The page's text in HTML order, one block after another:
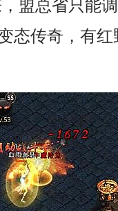
盟总省只能
态传奇，有